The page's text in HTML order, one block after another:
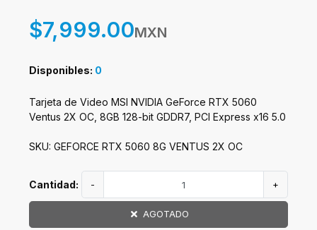
$7,999.00MXN
Disponibles: 0
Tarjeta de Video MSI NVIDIA GeForce RTX 5060
Ventus 2X OC, 8GB 128-bit GDDR7, PCI Express x16 5.0
SKU: GEFORCE RTX 5060 8G VENTUS 2X OC
Cantidad: - +
AGOTADO